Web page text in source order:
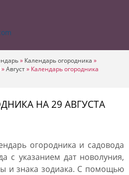
» Календарь огородника »
»Август» Календарь огородника
НА 29 АВГУСТА
огородника и садовода
с указанием дат новолуния,
и знака зодиака. С помощью